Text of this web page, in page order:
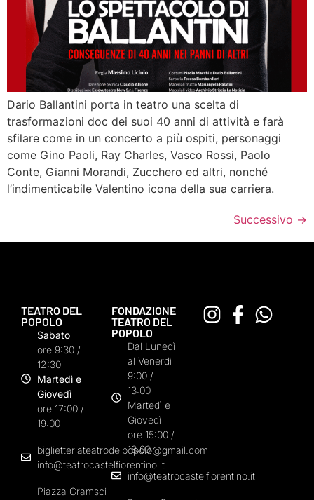
Dario Ballantini porta in teatro una scelta di
trasformazioni doc dei suoi 40 anni di attività e farà
sfilare come in un concerto a più ospiti, personaggi
come Gino Paoli, Ray Charles, Vasco Rossi, Paolo
Conte, Gianni Morandi, Zucchero ed altri, nonché
l’indimenticabile Valentino icona della sua carriera.
Successivo →
TEATRO DEL
POPOLO
Sabato
ore 9:30 /
12:30
Martedì e
Giovedì
ore 17:00 /
19:00
biglietteriateatrodelpopolo@gmail.com
info@teatrocastelfiorentino.it
Piazza Gramsci
FONDAZIONE
TEATRO DEL
POPOLO
Dal Lunedì
al Venerdì
9:00 /
13:00
Martedì e
Giovedì
ore 15:00 /
18:00
info@teatrocastelfiorentino.it